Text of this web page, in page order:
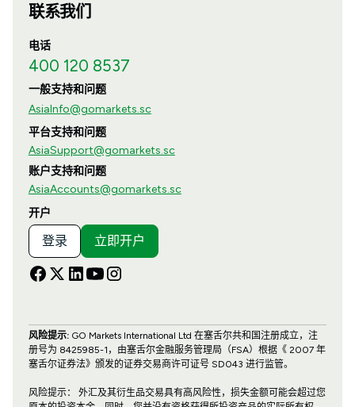
联系我们
电话
400 120 8537
一般支持和问题
AsiaInfo@gomarkets.sc
平台支持和问题
AsiaSupport@gomarkets.sc
账户支持和问题
AsiaAccounts@gomarkets.sc
开户
登录 立即开户
风险提示:GO Markets International Ltd 在塞舌尔共和国注册成立，注
册号为 8425985-1，由塞舌尔金融服务管理局（FSA）根据《 2007 年
塞舌尔证券法》颁发的证券交易商许可证号 SD043 进行监管。
风险提示： 外汇及其衍生品交易具有高风险性，损失金额可能会超过您